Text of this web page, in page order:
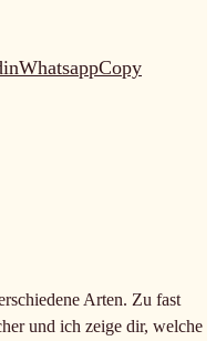
WhatsappCopy
Arten. Zu fast
und ich zeige dir, welche